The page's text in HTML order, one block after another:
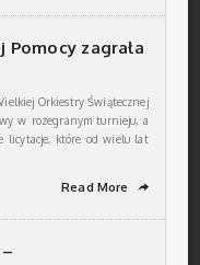
zagrała
Orkiestry Świątecznej
w rozegranym turnieju, a
licytacje, które od wielu lat
Read More ➦